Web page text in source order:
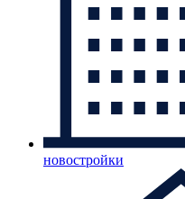
новостройки